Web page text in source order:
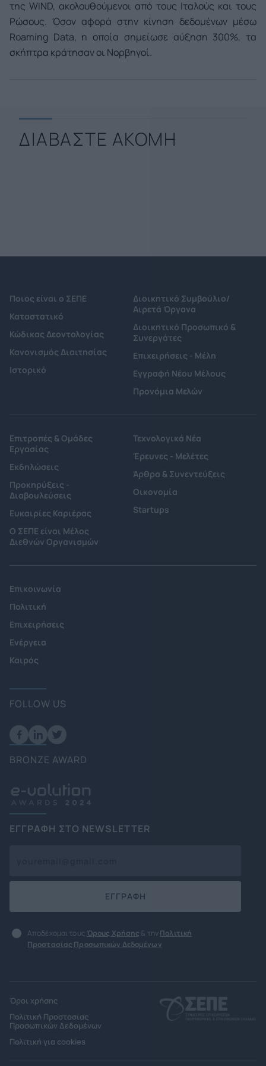
της WIND, ακολουθούμενοι από τους Ιταλούς και τους
Ρώσους. Όσον αφορά στην κίνηση δεδομένων μέσω
Roaming Data, η οποία σημείωσε αύξηση 300%, τα
σκήπτρα κράτησαν οι Νορβηγοί.
ΔΙΑΒΑΣΤΕ ΑΚΟΜΗ
Ποιος είναι ο ΣΕΠΕ
Καταστατικό
Κώδικας Δεοντολογίας
Κανονισμός Διαιτησίας
Ιστορικό
Διοικητικό Συμβούλιο/
Αιρετά Όργανα
Διοικητικό Προσωπικό &
Συνεργάτες
Επιχειρήσεις - Μέλη
Εγγραφή Νέου Μέλους
Προνόμια Μελών
Επιτροπές & Ομάδες
Εργασίας
Εκδηλώσεις
Προκηρύξεις -
Διαβουλεύσεις
Ευκαιρίες Καριέρας
Ο ΣΕΠΕ είναι Μέλος
Διεθνών Οργανισμών
Τεχνολογικά Νέα
Έρευνες - Μελέτες
Άρθρα & Συνεντεύξεις
Οικονομία
Startups
Επικοινωνία
Πολιτική
Επιχειρήσεις
Ενέργεια
Καιρός
FOLLOW US
BRONZE AWARD
ΕΓΓΡΑΦΗ ΣΤΟ NEWSLETTER
ΕΓΓΡΑΦΗ
Αποδέχομαι τους Όρους Χρήσης & την Πολιτική
Προστασίας Προσωπικών Δεδομένων
Όροι χρήσης
Πολιτική Προστασίας
Προσωπικών Δεδομένων
Πολιτική για cookies